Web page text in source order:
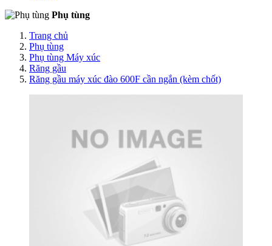
Phụ tùng
Trang chủ
Phụ tùng
Phụ tùng Máy xúc
Răng gầu
Răng gầu máy xúc đào 600F cần ngắn (kèm chốt)